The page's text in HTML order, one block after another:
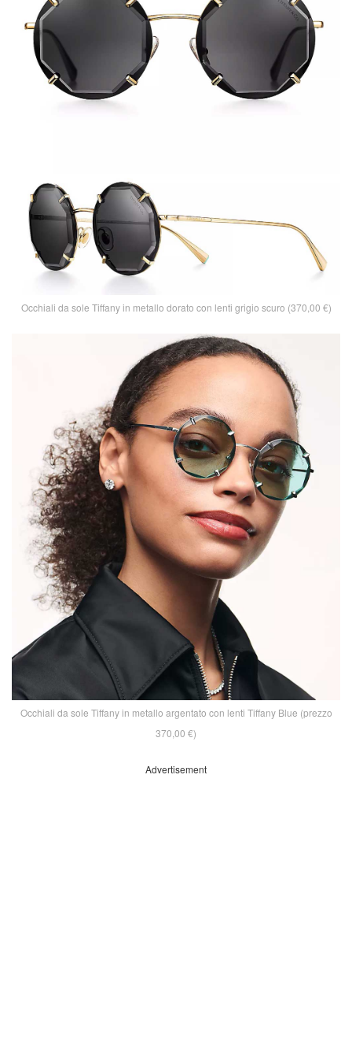
Occhiali da sole Tiffany in metallo dorato con lenti grigio scuro (370,00 €)
Occhiali da sole Tiffany in metallo argentato con lenti Tiffany Blue (prezzo
370,00 €)
Advertisement